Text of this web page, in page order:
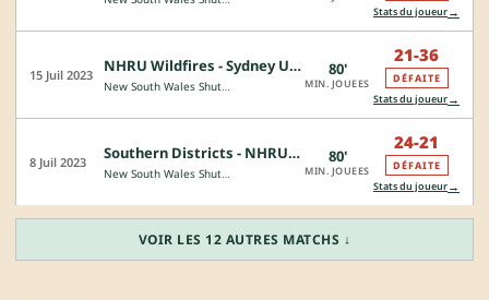
Stats du joueur→
15 Juil 2023 NHRU Wildfires - Sydney University
New South Wales Shute Shield
80'
MIN. JOUEES
21-36
DÉFAITE
Stats du joueur→
8 Juil 2023 Southern Districts - NHRU Wildfires
New South Wales Shute Shield
80'
MIN. JOUEES
24-21
DÉFAITE
Stats du joueur→
VOIR LES 12 AUTRES MATCHS ↓